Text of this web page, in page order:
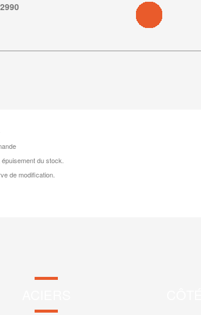
du stock.
de modification.